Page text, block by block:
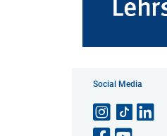
Social Media